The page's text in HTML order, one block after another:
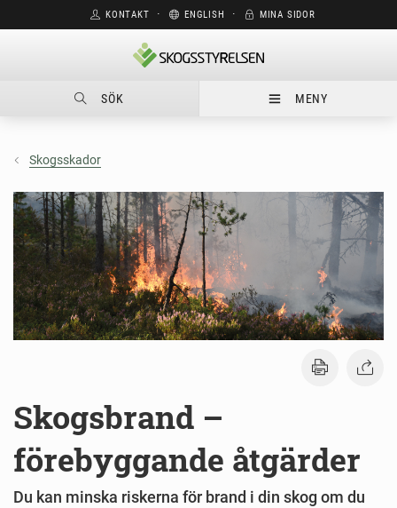
KONTAKT ⋅ ENGLISH ⋅ MINA SIDOR
SÖK MENY
Skogsskador
Skogsbrand –
förebyggande åtgärder
Du kan minska riskerna för brand i din skog om du